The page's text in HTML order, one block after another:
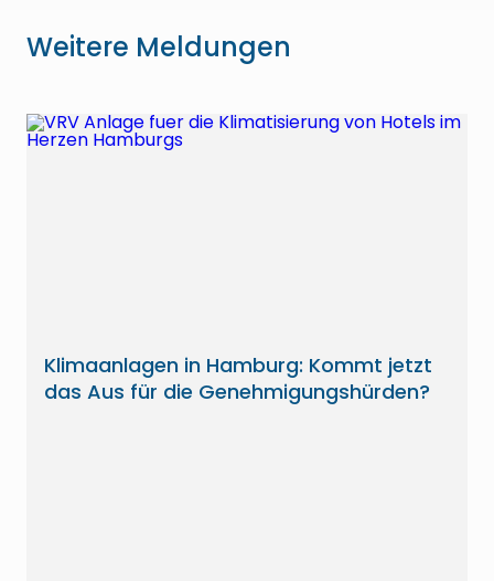
Weitere Meldungen
Klimaanlagen in Hamburg: Kommt jetzt
das Aus für die Genehmigungshürden?